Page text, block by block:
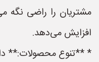
مشتریان را راضی نگه
افزایش می‌دهد.
* **تنوع محصولات:**